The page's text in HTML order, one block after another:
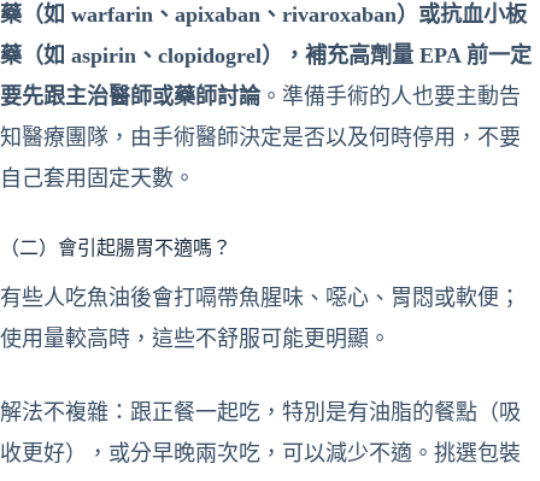
藥（如 warfarin、apixaban、rivaroxaban）或抗血小板
藥（如 aspirin、clopidogrel），補充高劑量 EPA 前一定
要先跟主治醫師或藥師討論。準備手術的人也要主動告
知醫療團隊，由手術醫師決定是否以及何時停用，不要
自己套用固定天數。
（二）會引起腸胃不適嗎？
有些人吃魚油後會打嗝帶魚腥味、噁心、胃悶或軟便；
使用量較高時，這些不舒服可能更明顯。
解法不複雜：跟正餐一起吃，特別是有油脂的餐點（吸
收更好），或分早晚兩次吃，可以減少不適。挑選包裝